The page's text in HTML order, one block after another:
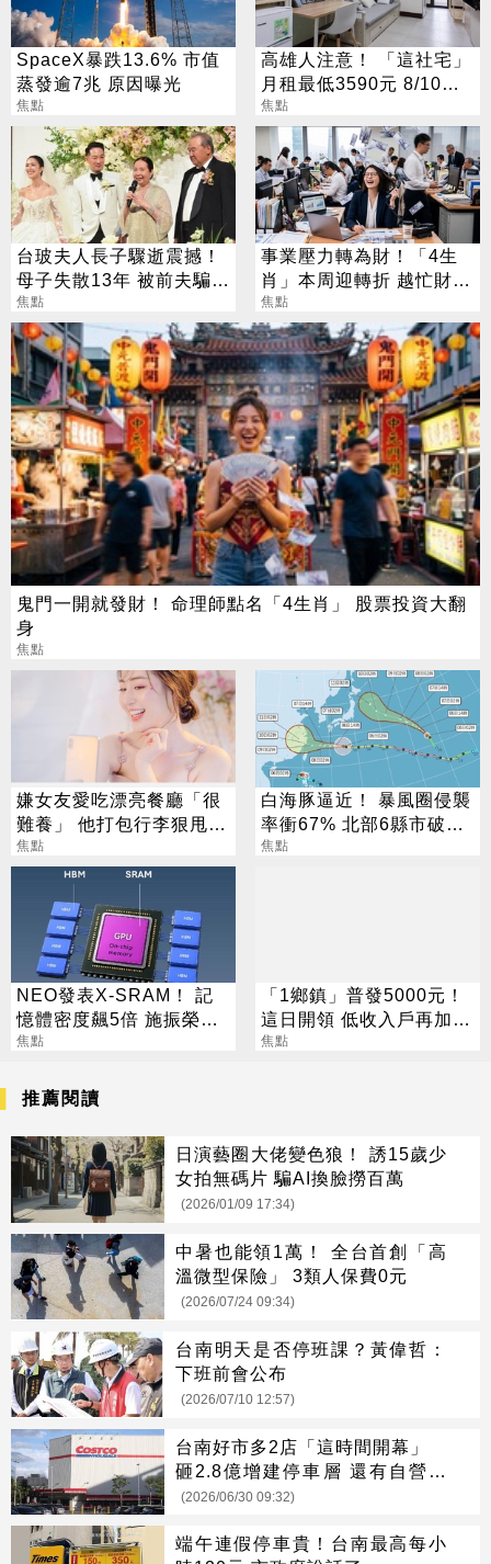
SpaceX暴跌13.6% 市值
蒸發逾7兆 原因曝光
焦點
高雄人注意！ 「這社宅」
月租最低3590元 8/10起
放申請
焦點
台玻夫人長子驟逝震撼！
母子失散13年 被前夫騙
「愛兒已夭折」
焦點
事業壓力轉為財！「4生
肖」本周迎轉折 越忙財運
越旺
焦點
鬼門一開就發財！ 命理師點名「4生肖」 股票投資大翻
身
焦點
嫌女友愛吃漂亮餐廳「很
難養」 他打包行李狠甩
網搖頭：你適合單身
焦點
白海豚逼近！ 暴風圈侵襲
率衝67% 北部6縣市破5
成
焦點
NEO發表X-SRAM！ 記
憶體密度飆5倍 施振榮：
半導體迎新革命
焦點
「1鄉鎮」普發5000元！
這日開領 低收入戶再加碼
2000元
焦點
推薦閱讀
日演藝圈大佬變色狼！ 誘15歲少
女拍無碼片 騙AI換臉撈百萬
(2026/01/09 17:34)
中暑也能領1萬！ 全台首創「高
溫微型保險」 3類人保費0元
(2026/07/24 09:34)
台南明天是否停班課？黃偉哲：
下班前會公布
(2026/07/10 12:57)
台南好市多2店「這時間開幕」
砸2.8億增建停車層 還有自營加
油站
(2026/06/30 09:32)
端午連假停車貴！台南最高每小